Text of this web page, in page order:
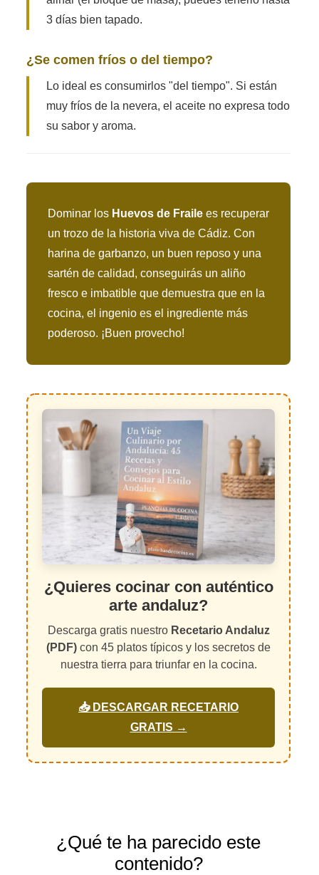
3 días bien tapado.
¿Se comen fríos o del tiempo?
Lo ideal es consumirlos "del tiempo". Si están
muy fríos de la nevera, el aceite no expresa todo
su sabor y aroma.
Dominar los Huevos de Fraile es recuperar
un trozo de la historia viva de Cádiz. Con
harina de garbanzo, un buen reposo y una
sartén de calidad, conseguirás un aliño
fresco e imbatible que demuestra que en la
cocina, el ingenio es el ingrediente más
poderoso. ¡Buen provecho!
¿Quieres cocinar con auténtico
arte andaluz?
Descarga gratis nuestro Recetario Andaluz
(PDF) con 45 platos típicos y los secretos de
nuestra tierra para triunfar en la cocina.
📥 DESCARGAR RECETARIO
GRATIS →
¿Qué te ha parecido este
contenido?